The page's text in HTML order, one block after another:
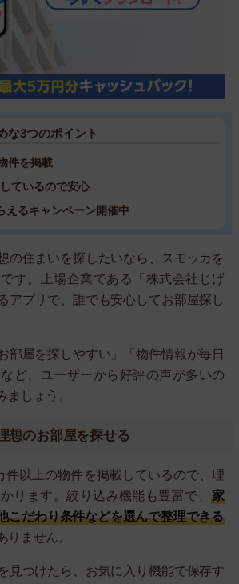
な3つのポイント
件を掲載
ているので安心
えるキャンペーン開催中
の住まいを探したいなら、スモッカを
す。上場企業である「株式会社じげ
アプリで、誰でも安心してお部屋探し
部屋を探しやすい」「物件情報が毎日
ど、ユーザーから好評の声が多いの
ましょう。
想のお部屋を探せる
件以上の物件を掲載しているので、理
ります。絞り込み機能も豊富で、家
こだわり条件などを選んで整理できる
りません。
見つけたら、お気に入り機能で保存す